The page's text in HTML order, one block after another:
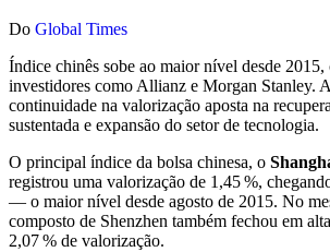
Do Global Times
Índice chinês sobe ao maior nível desde
investidores como Allianz e Morgan Stanley.
continuidade na valorização aposta na
sustentada e expansão do setor de tecnologia.
O principal índice da bolsa chinesa, o
registrou uma valorização de 1,45 %,
— o maior nível desde agosto de 2015. No
composto de Shenzhen também fechou em
2,07 % de valorização.